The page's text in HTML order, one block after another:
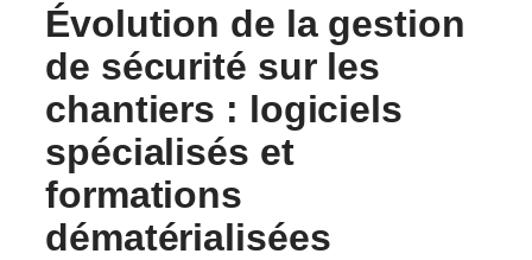
Évolution de la gestion
de sécurité sur les
chantiers : logiciels
spécialisés et
formations
dématérialisées